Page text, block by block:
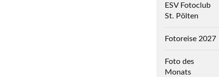
ESV Fotoclub
St. Pölten
Fotoreise 2027
Foto des
Monats